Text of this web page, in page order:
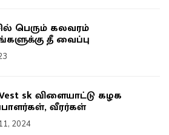
பெரும் கலவரம்
தீ வைப்பு
Vest sk விளையாட்டு கழக
வீரர்கள்
2024